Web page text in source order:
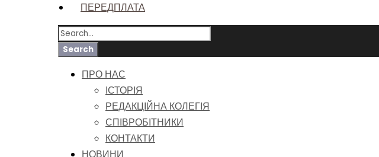
ПЕРЕДПЛАТА
ПРО НАС
ІСТОРІЯ
РЕДАКЦІЙНА КОЛЕГІЯ
СПІВРОБІТНИКИ
КОНТАКТИ